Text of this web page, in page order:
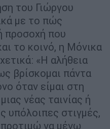
του Γιώργου
με το πώς
προσοχή που
το κοινό, η Μόνικα
«Η αλήθεια
βρίσκομαι πάντα
όταν είμαι στη
νέας ταινίας ή
υπόλοιπες στιγμές,
προτιμώ να μένω